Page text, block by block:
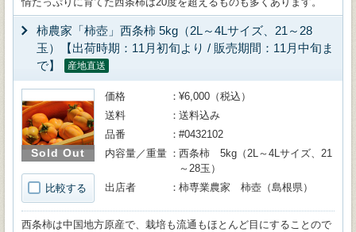
柿農家「柿壺」西条柿 5kg（2L～4Lサイズ、21～28
玉）【出荷時期：11月初旬より / 販売期間：11月中旬ま
で】
産地直送
Sold Out
比較する
価格
¥6,000（税込）
送料
送料込み
品番
#0432102
内容量／重量
西条柿 5kg（2L～4Lサイズ、21
～28玉）
出店者
柿専業農家 柿壺（島根県）
西条柿は中国地方原産で、栽培も流通もほとんど目にすることので